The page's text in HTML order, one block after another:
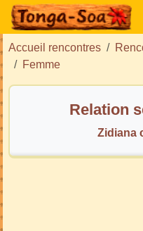
Accueil rencontres
Femme
Relation
Zidiana